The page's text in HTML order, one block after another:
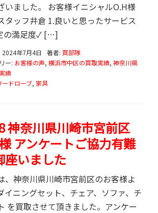
いました。 お客様イニシャルO.H様
タッフ井倉 1.良いと思ったサービス
の満足度✓ […]
2024年7月4日 著者: 買部隊
ー: お客様の声, 横浜市中区の買取実績, 神奈川県
績
ードローブ, 家具
神奈川県川崎市宮前区
アンケートご協力有難
座いました
、神奈川県川崎市宮前区のお客様よ
イニングセット、チェア、ソファ、チ
を買取させて頂きました。アンケー